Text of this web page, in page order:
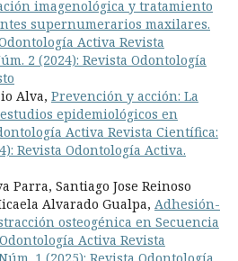
imagenológica y tratamiento
supernumerarios maxilares.
Activa Revista
2 (2024): Revista Odontología
Alva, Prevención y acción: La
epidemiológicos en
Activa Revista Científica:
Revista Odontología Activa.
Parra, Santiago Jose Reinoso
Alvarado Gualpa, Adhesión-
osteogénica en Secuencia
Odontología Activa Revista
1 (2025): Revista Odontología